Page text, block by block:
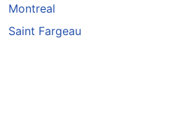
Montreal
Saint Fargeau